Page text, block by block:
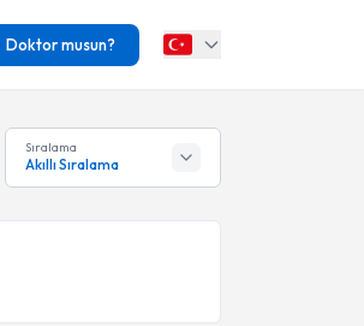
Doktor musun?
Sıralama
Akıllı Sıralama